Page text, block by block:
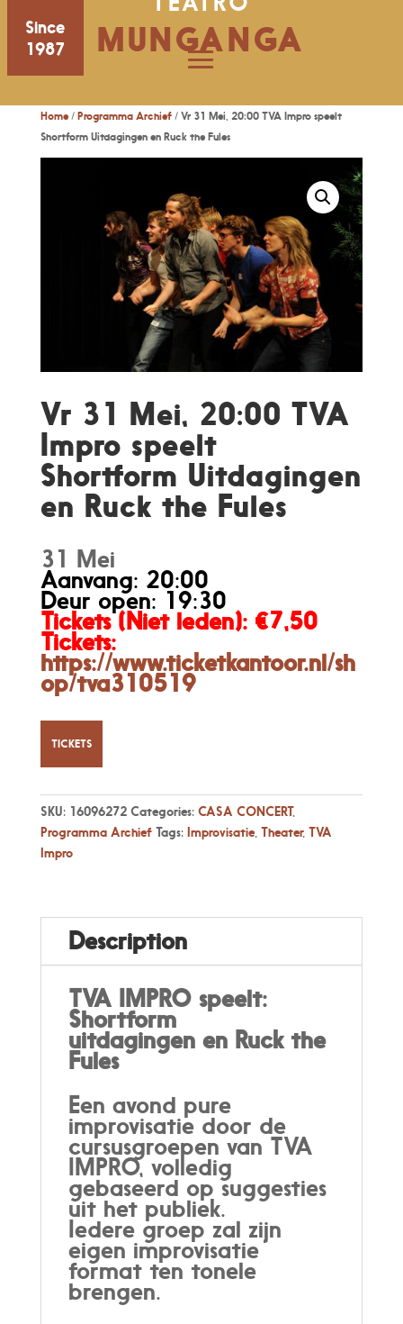
Since
1987
MUNGANGA
Home/ Programma Archief/ Vr 31 Mei, 20:00 TVA Impro speelt
Shortform Uitdagingen en Ruck the Fules
Vr 31 Mei, 20:00 TVA
Impro speelt
Shortform Uitdagingen
en Ruck the Fules
31 Mei
Aanvang: 20:00
Deur open: 19:30
Tickets (Niet leden): €7,50
Tickets:
https://www.ticketkantoor.nl/sh
op/tva310519
TICKETS
SKU: 16096272 Categories: CASA CONCERT,
Programma Archief Tags: Improvisatie, Theater, TVA
Impro
Description
TVA IMPRO speelt:
Shortform
uitdagingen en Ruck the
Fules
Een avond pure
improvisatie door de
cursusgroepen van TVA
IMPRO, volledig
gebaseerd op suggesties
uit het publiek.
Iedere groep zal zijn
eigen improvisatie
format ten tonele
brengen.